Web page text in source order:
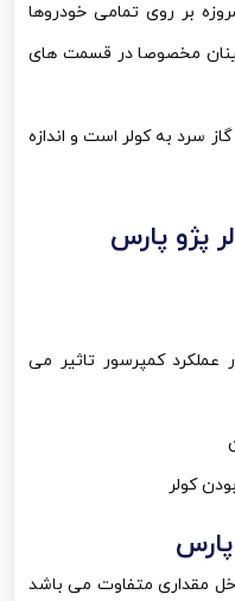
بر روی تمامی خودروها
مخصوصا در قسمت های
گاز سرد به کولر است و اندازه
پژو پارس
عملکرد کمپرسور تاثیر می
کولر
مقداری متفاوت می باشد